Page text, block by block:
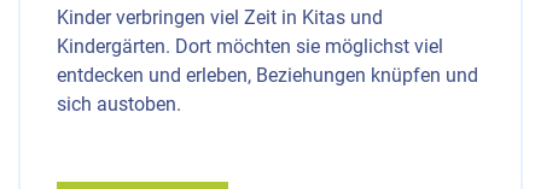
Kinder verbringen viel Zeit in Kitas und
Kindergärten. Dort möchten sie möglichst viel
entdecken und erleben, Beziehungen knüpfen und
sich austoben.